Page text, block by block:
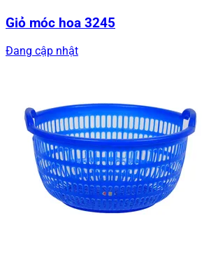
Giỏ móc hoa 3245
Đang cập nhật